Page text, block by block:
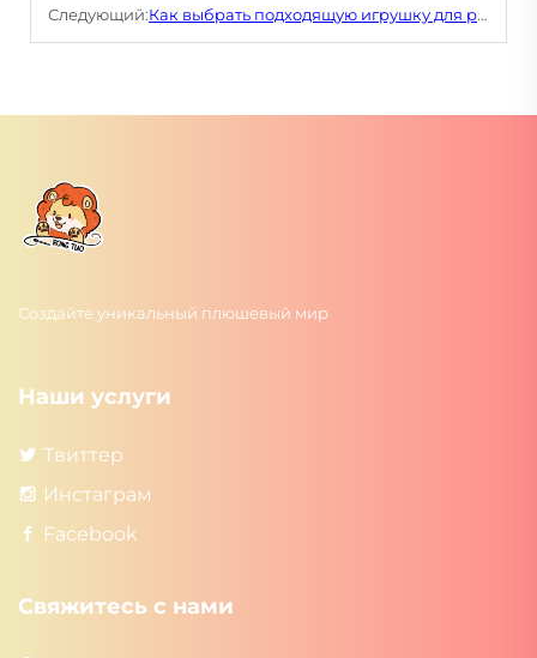
Следующий:Как выбрать подходящую игрушку для ребенка с аллергией?
Создайте уникальный плюшевый мир
Наши услуги
Твиттер
Инстаграм
Facebook
Свяжитесь с нами